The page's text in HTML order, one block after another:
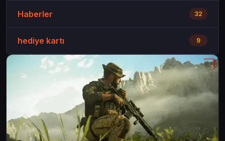
Haberler 32
hediye kartı 9